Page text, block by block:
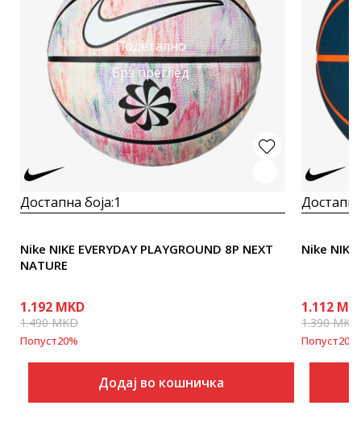
Подетално
Брз преглед
Достапна боја:1
Nike NIKE EVERYDAY PLAYGROUND 8P NEXT
NATURE
1.192 MKD
1.490MKD
Попуст20%
Додај во кошничка
Nike NIKE
1.112
1.390MKD
Попуст20